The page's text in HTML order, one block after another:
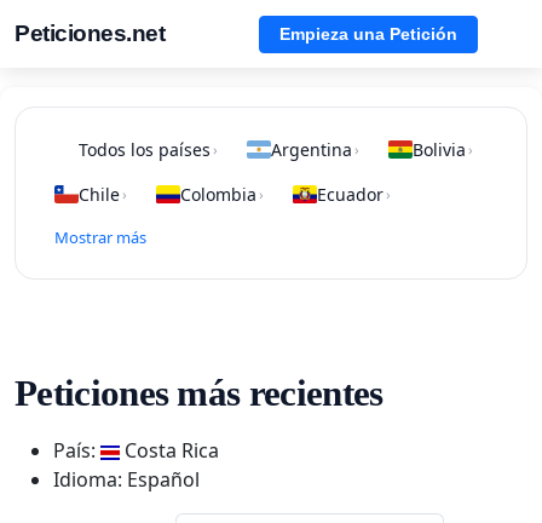
Peticiones.net Empieza una Petición
Todos los países › Argentina › Bolivia ›
Chile› Colombia › Ecuador›
Mostrar más
Peticiones más recientes
País:
Costa Rica
Idioma: Español